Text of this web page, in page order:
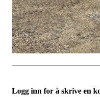
Logg inn for å skrive en